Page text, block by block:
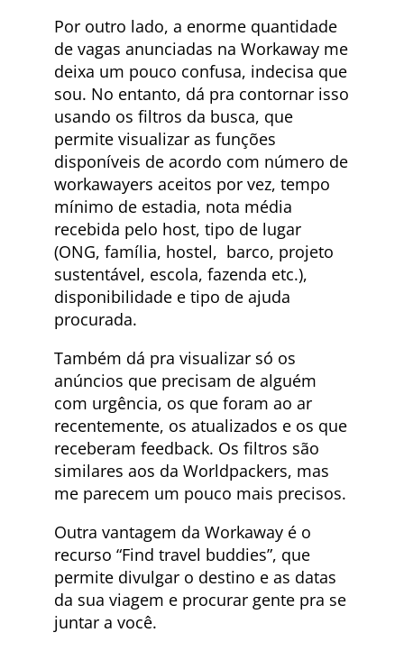
Por outro lado, a enorme quantidade
de vagas anunciadas na Workaway me
deixa um pouco confusa, indecisa que
sou. No entanto, dá pra contornar isso
usando os filtros da busca, que
permite visualizar as funções
disponíveis de acordo com número de
workawayers aceitos por vez, tempo
mínimo de estadia, nota média
recebida pelo host, tipo de lugar
(ONG, família, hostel, barco, projeto
sustentável, escola, fazenda etc.),
disponibilidade e tipo de ajuda
procurada.
Também dá pra visualizar só os
anúncios que precisam de alguém
com urgência, os que foram ao ar
recentemente, os atualizados e os que
receberam feedback. Os filtros são
similares aos da Worldpackers, mas
me parecem um pouco mais precisos.
Outra vantagem da Workaway é o
recurso “Find travel buddies”, que
permite divulgar o destino e as datas
da sua viagem e procurar gente pra se
juntar a você.